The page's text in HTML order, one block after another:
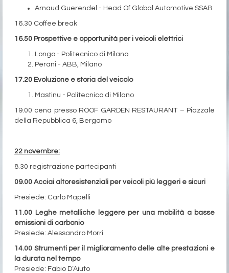
Arnaud Guerendel - Head Of Global Automotive SSAB
16.30 Coffee break
16.50 Prospettive e opportunità per i veicoli elettrici
Longo - Politecnico di Milano
Perani - ABB, Milano
17.20 Evoluzione e storia del veicolo
Mastinu - Politecnico di Milano
19.00 cena presso ROOF GARDEN RESTAURANT – Piazzale
della Repubblica 6, Bergamo
22 novembre:
8.30 registrazione partecipanti
09.00 Acciai altoresistenziali per veicoli più leggeri e sicuri
Presiede: Carlo Mapelli
11.00 Leghe metalliche leggere per una mobilità a basse
emissioni di carbonio
Presiede: Alessandro Morri
14.00 Strumenti per il miglioramento delle alte prestazioni e
la durata nel tempo
Presiede: Fabio D’Aiuto